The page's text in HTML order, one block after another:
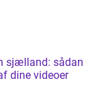
sjælland: sådan
dine videoer